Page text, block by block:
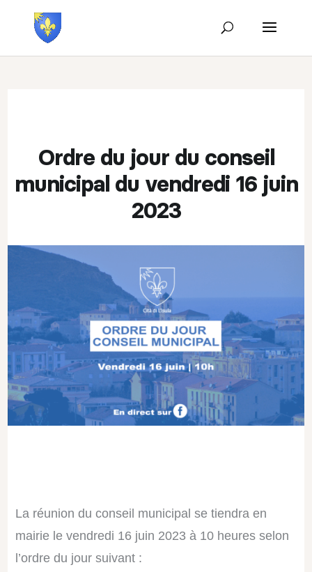
Ordre du jour du conseil
municipal du vendredi 16 juin
2023
La réunion du conseil municipal se tiendra en
mairie le vendredi 16 juin 2023 à 10 heures selon
l’ordre du jour suivant :